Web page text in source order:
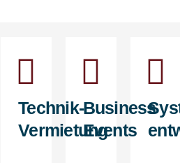
Technik-
Vermietung
Business
Events